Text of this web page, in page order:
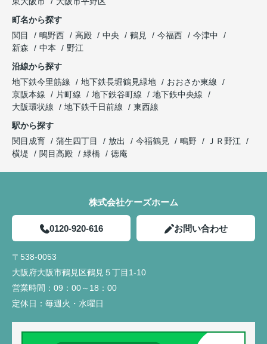
町名から探す
関目
鴫野西 高殿 中央 鶴見 今福西
今津中
新森
中本
野江
沿線から探す
地下鉄今里筋線
地下鉄長堀鶴見緑地
おおさか東線
京阪本線
片町線 地下鉄谷町線
地下鉄中央線
大阪環状線
地下鉄千日前線
東西線
駅から探す
関目成育
蒲生四丁目 放出 今福鶴見 鴫野
ＪＲ野江
横堤
関目高殿 緑橋 徳庵
株式会社ケーズホーム
0120-920-616 お問い合わせ
〒538-0053
大阪府大阪市鶴見区鶴見５丁目1-10
営業時間： 09：00～18：00
定休日： 毎週火・水曜日